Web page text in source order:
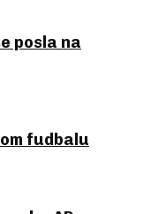
posla na
fudbalu